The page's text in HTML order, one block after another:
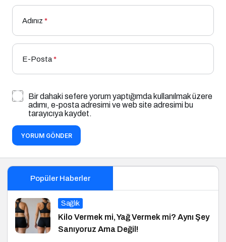
Adınız *
E-Posta*
Bir dahaki sefere yorum yaptığımda kullanılmak üzere
adımı, e-posta adresimi ve web site adresimi bu
tarayıcıya kaydet.
YORUM GÖNDER
Popüler Haberler
Sağlık
Kilo Vermek mi, Yağ Vermek mi? Aynı Şey
Sanıyoruz Ama Değil!